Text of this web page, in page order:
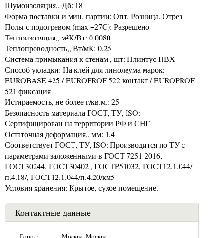
Шумоизоляция,, Дб: 18
Форма поставки и мин. партии: Опт. Розница. Отрез
Полы с подогревом (max +27C): Разрешено
Теплоизоляция,, м²K/Вт: 0,0080
Теплопроводность,, Вт/мК: 0,25
Система примыкания к стенам,, шт: Плинтус ПВХ
Способ укладки: На клей для линолеума марок:
EUROBASE 425 / EUROPROF 522 контакт / EUROPROF
521 фиксация
Истираемость, не более г/кв.м.: 25
Безопасность материала ГОСТ, ТУ, ISO:
Сертифицирован на территории РФ и СНГ
Остаточная деформация,, мм: 1,4
Соответствует ГОСТ, ТУ, ISO: Производится по ТУ с
параметрами заложенными в ГОСТ 7251-2016,
ГОСТ30244, ГОСТ30402 , ГОСТP51032, ГОСТ12.1.044/
п.4.18/, ГОСТ12.1.044/п.4.20/км5
Условия хранения: Крытое, сухое помещение.
Контактные данные
Город: Москва, Москва